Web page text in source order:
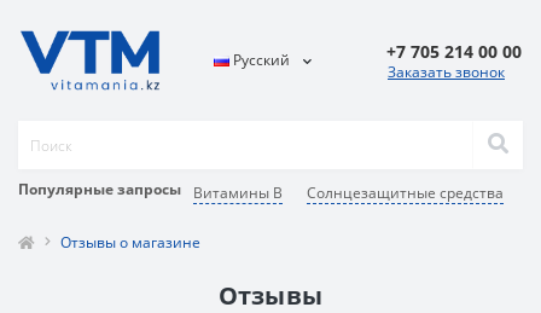
Популярные запросы Витамины В Солнцезащитные средства
Русский +7 705 214 00 00
Заказать звонок
Отзывы о магазине
Отзывы